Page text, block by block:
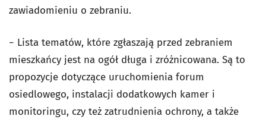
zawiadomieniu o zebraniu.
− Lista tematów, które zgłaszają przed zebraniem
mieszkańcy jest na ogół długa i zróżnicowana. Są to
propozycje dotyczące uruchomienia forum
osiedlowego, instalacji dodatkowych kamer i
monitoringu, czy też zatrudnienia ochrony, a także